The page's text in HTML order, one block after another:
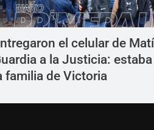
el celular de
a la Justicia:
familia de Victoria